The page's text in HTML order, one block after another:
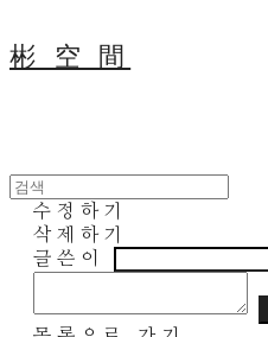
彬 空 間
수정하기
삭제하기
글쓴이